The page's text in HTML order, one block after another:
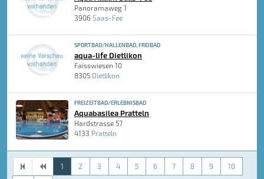
Panoramaweg 1
3906 Saas-Fee
SPORTBAD/HALLENBAD, FREIBAD
aqua-life Dietlikon
Faisswiesen 10
8305 Dietlikon
FREIZEITBAD/ERLEBNISBAD
Aquabasilea Pratteln
Hardstrasse 57
4133 Pratteln
1 2 3 4 5 6 7 8 9 10